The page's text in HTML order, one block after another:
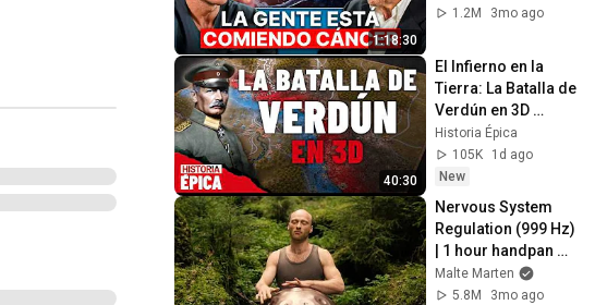
1:18:30
Cáncer (la
1.2M
3mo ago
40:30
El Infierno en la
Tierra: La Batalla de
Verdún en 3D
(Documental)
Historia Épica
105K
1d ago
New
Nervous System
Regulation (999 Hz)
| 1 hour handpan
music | Malte
Marten
Malte Marten
5.8M
3mo ago